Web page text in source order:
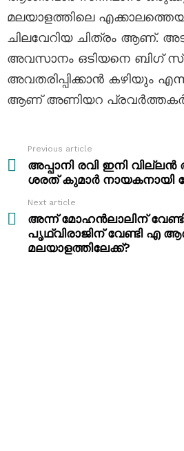
മലയാളത്തിലെ
ചിലവേറിയ ചിത്രം ആണ്.
അവസാനം ഒടിയനെ ബിഗ്
അവതരിപ്പിക്കാൻ കഴിയും
ആണ് അണിയറ
more
Previous article
അപ്പാനി രവി ഇനി
ശരത് കുമാർ
Next article
അന്ന് മോഹൻലാലിന്
പൃഥ്വിരാജിന് വേണ്ടി എ
മലയാളത്തിലേക്ക്?